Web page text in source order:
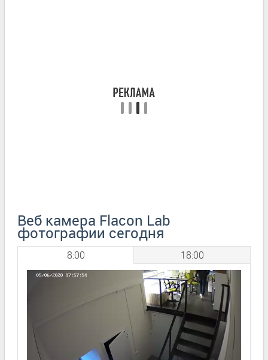
Веб камера Flacon Lab
фотографии сегодня
8:00 18:00